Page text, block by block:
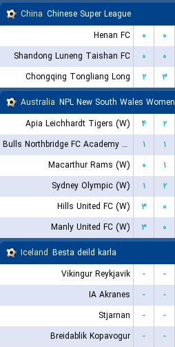
China Chinese Super League
Henan FC
۰ ۰
Shandong Luneng Taishan FC
۰ ۰
Chongqing Tongliang Long
۲ ۳
Australia NPL New South Wales Women
Apia Leichhardt Tigers (W)
۴ ۲
Bulls Northbridge FC Academy (W)
۱ ۱
Macarthur Rams (W)
۰ ۱
Sydney Olympic (W)
۱ ۲
Hills United FC (W)
۳ ۰
Manly United FC (W)
۳ ۰
Iceland Besta deild karla
Vikingur Reykjavik
- -
IA Akranes
- -
Stjarnan
- -
Breidablik Kopavogur
- -